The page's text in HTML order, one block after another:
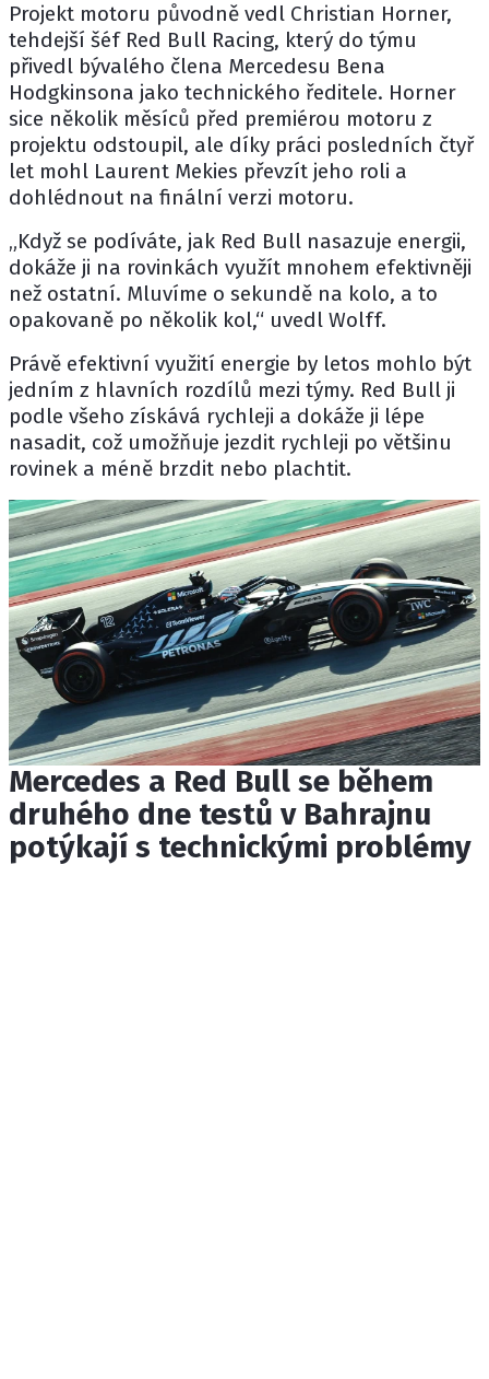
Projekt motoru původně vedl Christian Horner,
tehdejší šéf Red Bull Racing, který do týmu
přivedl bývalého člena Mercedesu Bena
Hodgkinsona jako technického ředitele. Horner
sice několik měsíců před premiérou motoru z
projektu odstoupil, ale díky práci posledních čtyř
let mohl Laurent Mekies převzít jeho roli a
dohlédnout na finální verzi motoru.
„Když se podíváte, jak Red Bull nasazuje energii,
dokáže ji na rovinkách využít mnohem efektivněji
než ostatní. Mluvíme o sekundě na kolo, a to
opakovaně po několik kol,“ uvedl Wolff.
Právě efektivní využití energie by letos mohlo být
jedním z hlavních rozdílů mezi týmy. Red Bull ji
podle všeho získává rychleji a dokáže ji lépe
nasadit, což umožňuje jezdit rychleji po většinu
rovinek a méně brzdit nebo plachtit.
Mercedes a Red Bull se během
druhého dne testů v Bahrajnu
potýkají s technickými problémy